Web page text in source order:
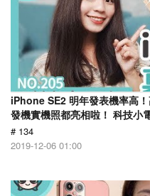
iPhone SE2 明年發表機率高
發機實機照都亮相啦！ 科技小
# 134
2019-12-06 01:00